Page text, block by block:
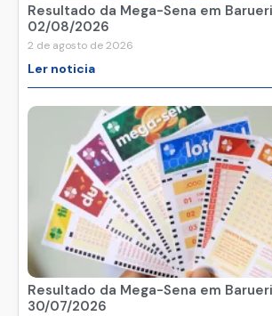
Resultado da Mega-Sena em
02/08/2026
2 de agosto de 2026
Ler noticia
Resultado da Mega-Sena em
30/07/2026